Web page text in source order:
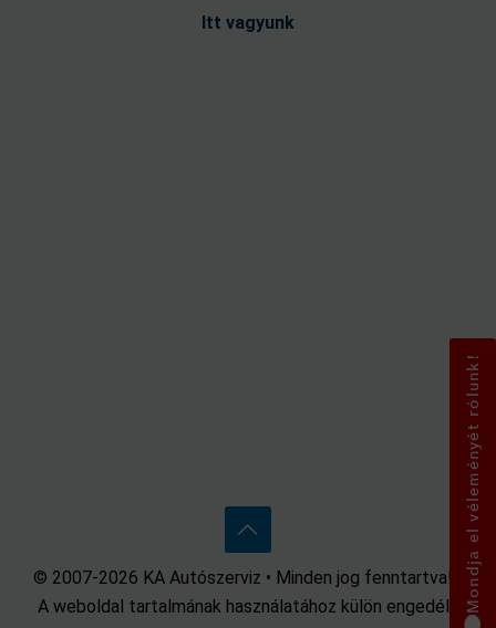
Itt vagyunk
Mondja el véleményét rólunk!
© 2007-2026 KA Autószerviz • Minden jog fenntartva! •
A weboldal tartalmának használatához külön engedély